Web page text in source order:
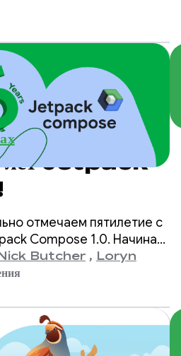
лет Jetpack
отмечаем пятилетие с
Compose 1.0. Начиная
28 июля 2021 года,
версией 1.11, мы
событие.
Butcher , Loryn